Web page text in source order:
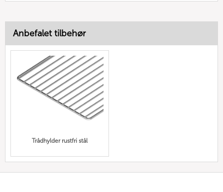
Anbefalet tilbehør
Trådhylder rustfri stål